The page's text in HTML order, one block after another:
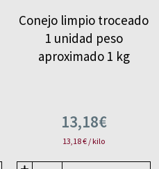
Conejo limpio troceado
1 unidad peso
aproximado 1 kg
13,18€
13,18 € / kilo